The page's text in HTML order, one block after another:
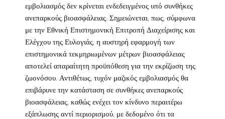
εμβολιασμός δεν κρίνεται ενδεδειγμένος υπό συνθήκες
ανεπαρκούς βιοασφάλειας. Σημειώνεται, πως, σύμφωνα
με την Εθνική Επιστημονική Επιτροπή Διαχείρισης και
Ελέγχου της Ευλογιάς, η αυστηρή εφαρμογή των
επιστημονικά τεκμηριωμένων μέτρων βιοασφάλειας
αποτελεί απαραίτητη προϋπόθεση για την εκρίζωση της
ζωονόσου. Αντιθέτως, τυχόν μαζικός εμβολιασμός θα
επιβάρυνε την κατάσταση σε συνθήκες ανεπαρκούς
βιοασφάλειας, καθώς ενέχει τον κίνδυνο περαιτέρω
εξάπλωσης αντί περιορισμού, με δεδομένο ότι τα